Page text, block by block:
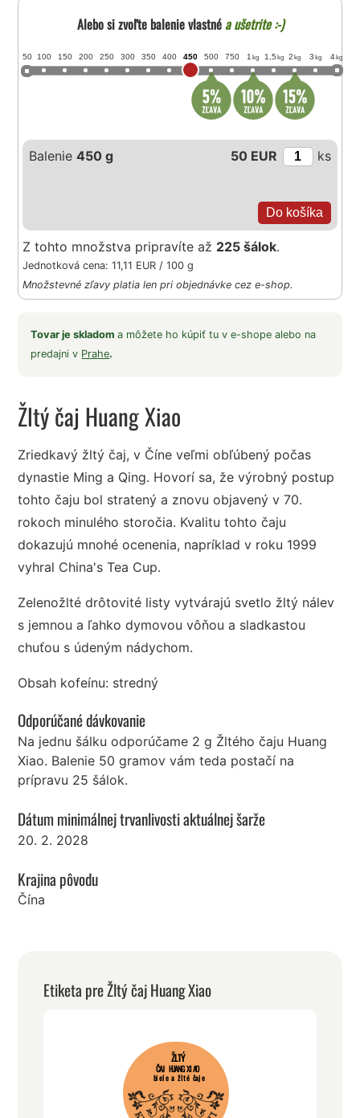
Alebo si zvoľte balenie vlastnéa ušetrite :-)
50 100 150 200 250 300 350 400 450 500 750 1 kg 1,5 kg 2 kg 3 kg 4kg
Balenie450 g 50 EUR ks
Z tohto množstva pripravíte až 225 šálok.
Jednotková cena: 11,11 EUR / 100 g
Množstevné zľavy platia len pri objednávke cez e-shop.
Tovar je skladoma môžete ho kúpiť tu v e-shope alebo na
predajni v Prahe.
Žltý čaj Huang Xiao
Zriedkavý žltý čaj, v Číne veľmi obľúbený počas
dynastie Ming a Qing. Hovorí sa, že výrobný postup
tohto čaju bol stratený a znovu objavený v 70.
rokoch minulého storočia. Kvalitu tohto čaju
dokazujú mnohé ocenenia, napríklad v roku 1999
vyhral China's Tea Cup.
Zelenožlté drôtovité listy vytvárajú svetlo žltý nálev
s jemnou a ľahko dymovou vôňou a sladkastou
chuťou s údeným nádychom.
Obsah kofeínu: stredný
Odporúčané dávkovanie
Na jednu šálku odporúčame 2 g Žltého čaju Huang
Xiao. Balenie 50 gramov vám teda postačí na
prípravu 25 šálok.
Dátum minimálnej trvanlivosti aktuálnej šarže
20. 2. 2028
Krajina pôvodu
Čína
Etiketa pre Žltý čaj Huang Xiao
ŽLTÝ
ČAJ HUANG XIAO
biele a žlté čaje